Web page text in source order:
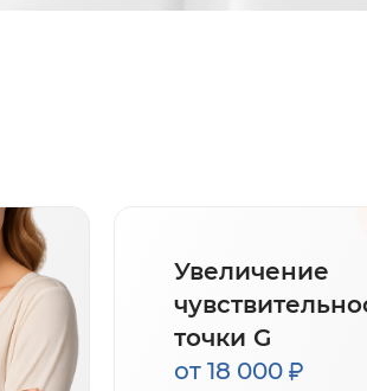
Увеличение
точки G
от 18 000